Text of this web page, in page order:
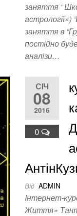
заняття ‘
астрології»)
заняття в
постійно
аналізи…
СІЧ
08
2016
0
Від ADMIN
Інтернет-
Життя»